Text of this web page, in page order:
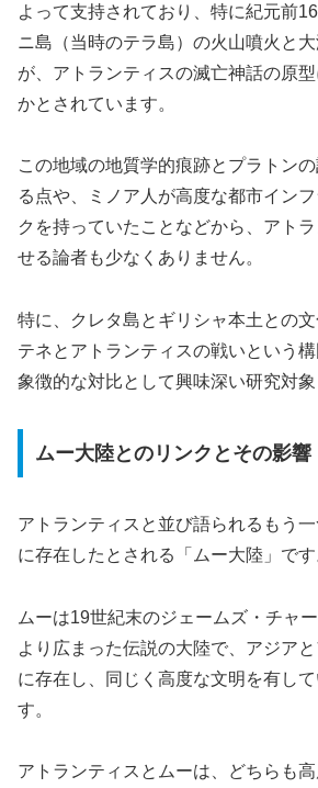
よって支持されており、特に紀元前
ニ島（当時のテラ島）の火山噴火と
が、アトランティスの滅亡神話の原
かとされています。
この地域の地質学的痕跡とプラトン
る点や、ミノア人が高度な都市イン
クを持っていたことなどから、アト
せる論者も少なくありません。
特に、クレタ島とギリシャ本土との
テネとアトランティスの戦いという構
象徴的な対比として興味深い研究対象
ムー大陸とのリンクとその影響
アトランティスと並び語られるもう
に存在したとされる「ムー大陸」です
ムーは19世紀末のジェームズ・チャ
より広まった伝説の大陸で、アジア
に存在し、同じく高度な文明を有し
す。
アトランティスとムーは、どちらも